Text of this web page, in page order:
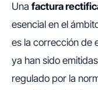
Una factura
esencial en el
es la corrección de
ya han sido
regulado por la